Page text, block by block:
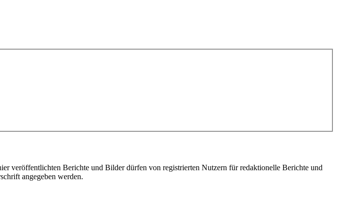
veröffentlichten Berichte und Bilder dürfen von registrierten Nutzern für redaktionelle Berichte und
angegeben werden.